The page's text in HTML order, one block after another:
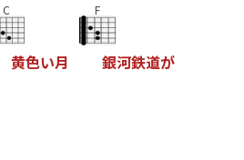
C
黄色い月
F
銀河鉄道が